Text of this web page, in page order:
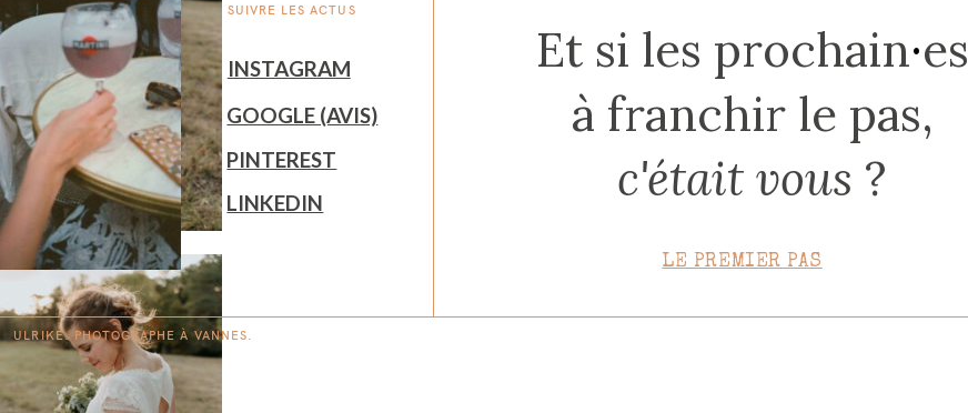
SUIVRE LES ACTUS
Et si les prochain·es
à franchir le pas,
c'était vous ?
INSTAGRAM
GOOGLE (AVIS)
PINTEREST
LINKEDIN
LE PREMIER PAS
ULRIKE. PHOTOGRAPHE ÀVANNES.